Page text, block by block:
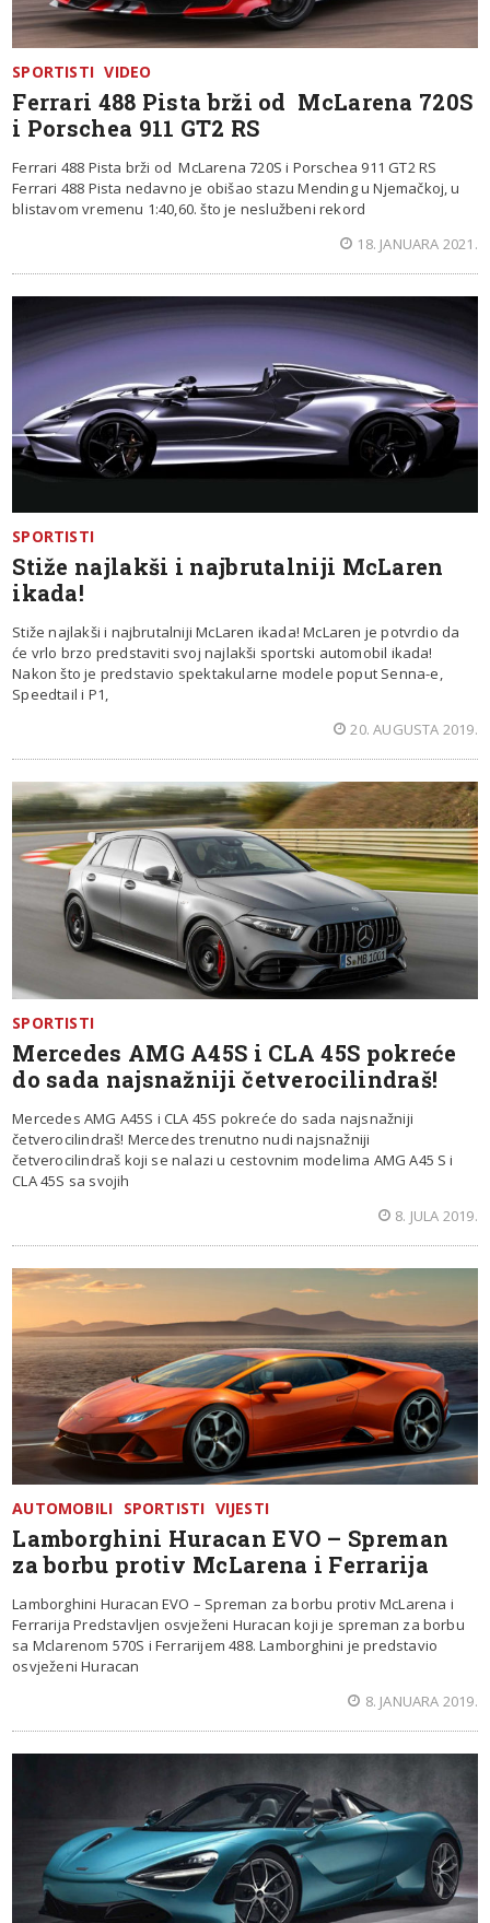
SPORTISTI VIDEO
Ferrari 488 Pista brži od McLarena 720S
i Porschea 911 GT2 RS
Ferrari 488 Pista brži od McLarena 720S i Porschea 911 GT2 RS
Ferrari 488 Pista nedavno je obišao stazu Mending u Njemačkoj, u
blistavom vremenu 1:40,60. što je neslužbeni rekord
18. JANUARA 2021.
SPORTISTI
Stiže najlakši i najbrutalniji McLaren
ikada!
Stiže najlakši i najbrutalniji McLaren ikada! McLaren je potvrdio da
će vrlo brzo predstaviti svoj najlakši sportski automobil ikada!
Nakon što je predstavio spektakularne modele poput Senna-e,
Speedtail i P1,
20. AUGUSTA 2019.
SPORTISTI
Mercedes AMG A45S i CLA 45S pokreće
do sada najsnažniji četverocilindraš!
Mercedes AMG A45S i CLA 45S pokreće do sada najsnažniji
četverocilindraš! Mercedes trenutno nudi najsnažniji
četverocilindraš koji se nalazi u cestovnim modelima AMG A45 S i
CLA 45S sa svojih
8. JULA 2019.
AUTOMOBILI SPORTISTI VIJESTI
Lamborghini Huracan EVO – Spreman
za borbu protiv McLarena i Ferrarija
Lamborghini Huracan EVO – Spreman za borbu protiv McLarena i
Ferrarija Predstavljen osvježeni Huracan koji je spreman za borbu
sa Mclarenom 570S i Ferrarijem 488. Lamborghini je predstavio
osvježeni Huracan
8. JANUARA 2019.